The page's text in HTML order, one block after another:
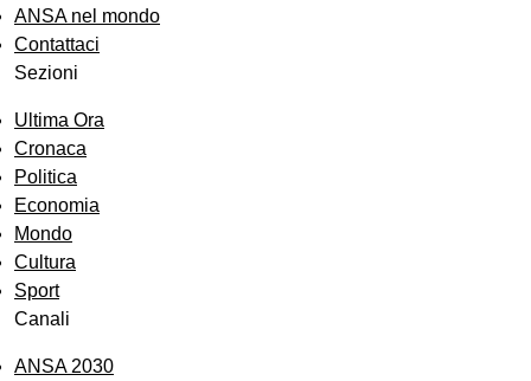
ANSA nel mondo
Contattaci
Sezioni
Ultima Ora
Cronaca
Politica
Economia
Mondo
Cultura
Sport
Canali
ANSA 2030